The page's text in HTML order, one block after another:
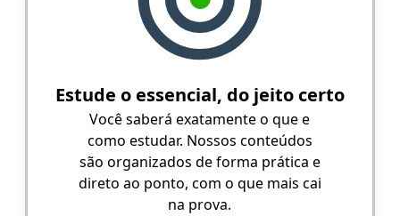
Estude o essencial, do jeito certo
Você saberá exatamente o que e
como estudar. Nossos conteúdos
são organizados de forma prática e
direto ao ponto, com o que mais cai
na prova.